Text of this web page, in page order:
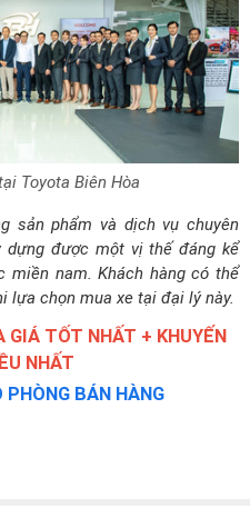
Toyota Biên Hòa
sản phẩm và dịch vụ chuyên
dựng được một vị thế đáng kể
nam. Khách hàng có thể
lựa chọn mua xe tại đại lý này.
TỐT NHẤT + KHUYẾN
NHẤT
PHÒNG BÁN HÀNG